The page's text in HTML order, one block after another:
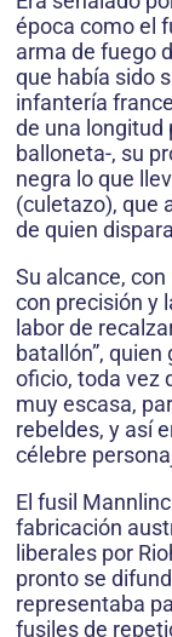
época como el
arma de fuego
que había sido
infantería
de una longitud
balloneta-, su
negra lo que
(culetazo), que
de quien
Su alcance,
con precisión y
labor de
batallón”,
oficio, toda vez
muy escasa,
rebeldes, y así
célebre
El fusil
fabricación
liberales por
pronto se
representaba
fusiles de